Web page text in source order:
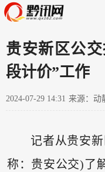
贵安新区公
段计价”工作
2024-07-29 14:31 来源：动
记者从贵安
称：贵安公交)了